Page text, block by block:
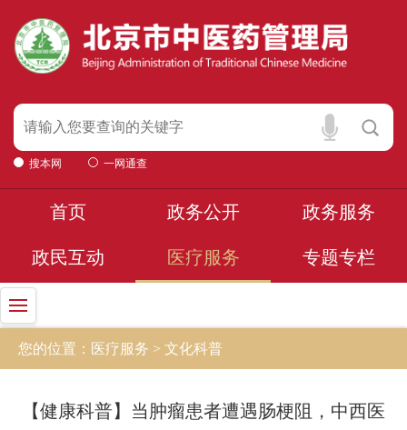
搜本网 一网通查
首页 政务公开 政务服务
政民互动 医疗服务 专题专栏
您的位置：医疗服务 > 文化科普
【健康科普】当肿瘤患者遭遇肠梗阻，中西医